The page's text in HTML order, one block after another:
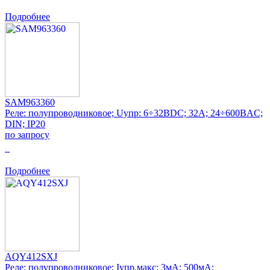
Подробнее
SAM963360
Реле: полупроводниковое; Uупр: 6÷32ВDC; 32А; 24÷600ВAC;
DIN; IP20
по запросу
Подробнее
AQY412SXJ
Реле: полупроводниковое; Iупр.макс: 3мА; 500мА;